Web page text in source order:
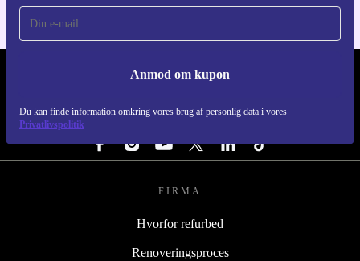
Anmod om kupon
Du kan finde information omkring vores brug af personlig data i vores
Privatlivspolitik
REFURBED DANMARK - RETHINK NEW.
FØLG OS
FIRMA
Hvorfor refurbed
Renoveringsproces